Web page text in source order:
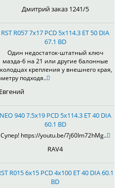
Дмитрий заказ 1241/5
RST R057 7x17 PCD 5x114.3 ET 50 DIA
67.1 BD
Один недостаток-штатный ключ
мазда-6 на 21 или другие балонные
крепления у внешнего края,
подходя..
Евгений
NEO 940 7.5x19 PCD 5x114.3 ET 40 DIA
60.1 BD
Супер! https://youtu.be/7j60Im72hMg..
RAV4
R015 6x15 PCD 4x100 ET 40 DIA 60.1
BD